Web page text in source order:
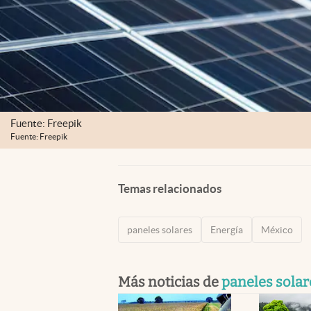
Fuente: Freepik
Fuente: Freepik
Temas relacionados
paneles solares Energía México
Más noticias depaneles